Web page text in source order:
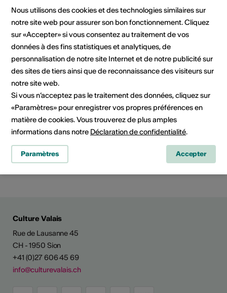
Domaine
Domaine culturel
Arts de la scène, Arts visuels,
Cinéma, Littérature, Musique,
Catégorie
Appels à projet / concours
Partager l'actualité
Culture Valais
Rue de Lausanne 45
CH - 1950 Sion
+41 (0)27 606 45 69
info@culturevalais.ch
Nous utilisons des cookies et des technologies similaires sur
notre site web pour assurer son bon fonctionnement. Cliquez
sur «Accepter» si vous consentez au traitement de vos
données à des fins statistiques et analytiques, de
personnalisation de notre site Internet et de notre publicité sur
des sites de tiers ainsi que de reconnaissance des visiteurs sur
notre site web.
Si vous n’acceptez pas le traitement des données, cliquez sur
«Paramètres» pour enregistrer vos propres préférences en
matière de cookies. Vous trouverez de plus amples
informations dans notre Déclaration de confidentialité.
Paramètres Accepter